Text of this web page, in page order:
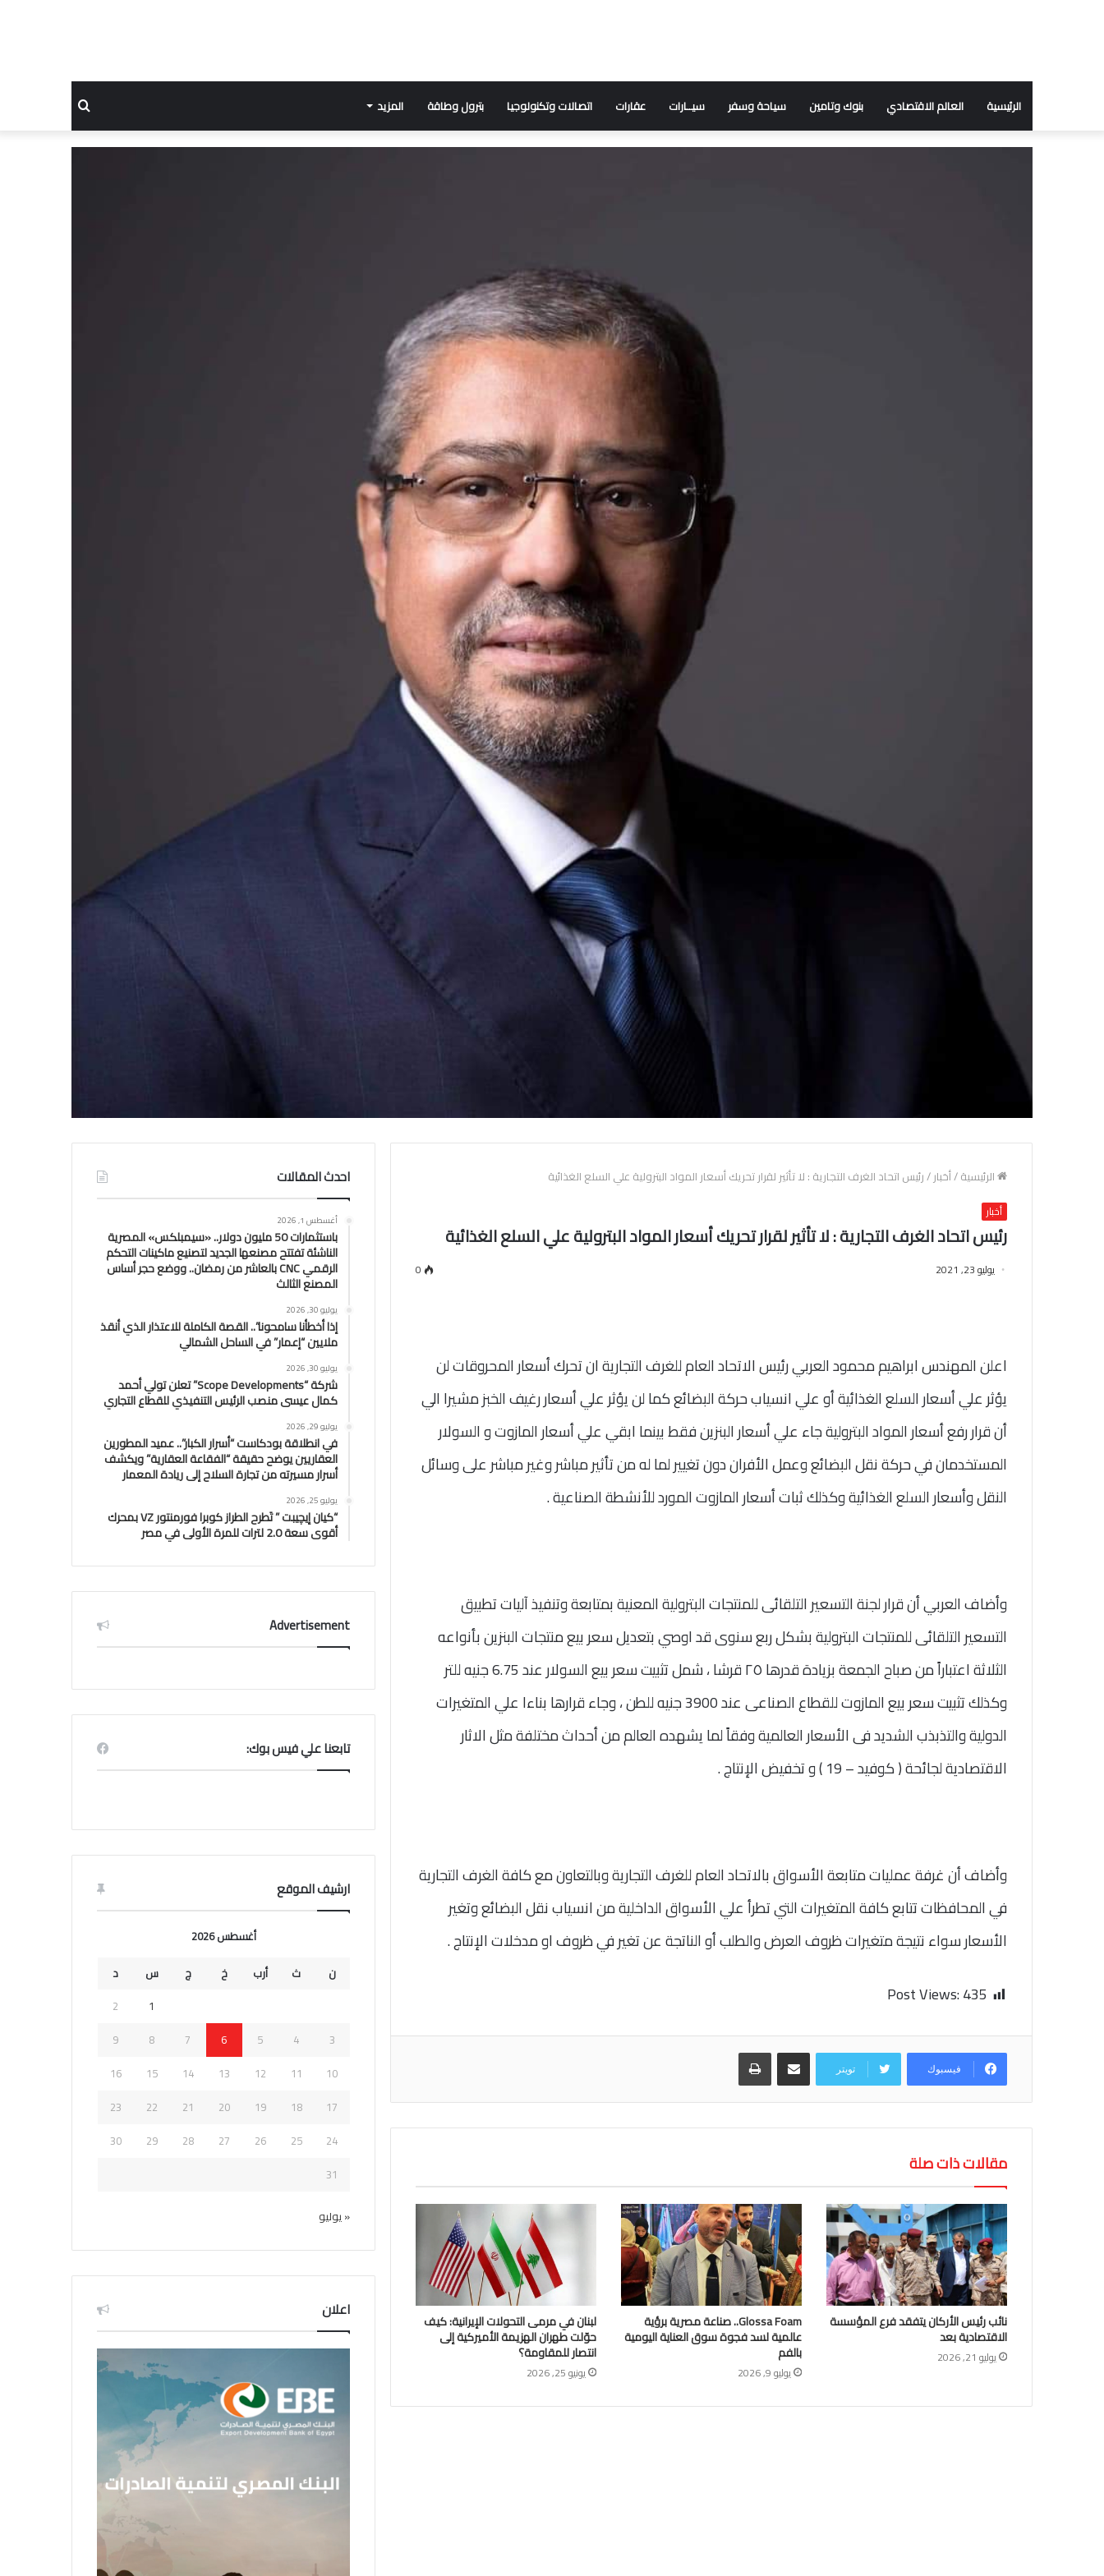
الرئيسية العالم الاقتصادي بنوك وتامين سياحة وسفر سيــارات عقارات اتصالات وتكنولوجيا بترول وطاقة المزيد
عن
الرئيسية/أخبار/رئيس اتحاد الغرف التجارية : لا تأثير لقرار تحريك أسعار المواد البترولية علي السلع الغذائية
أخبار
رئيس اتحاد الغرف التجارية : لا تأثير لقرار تحريك أسعار المواد البترولية علي السلع الغذائية
يوليو 23, 2021 0
اعلن المهندس ابراهيم محمود العربي رئيس الاتحاد العام للغرف التجارية ان تحرك أسعار المحروقات لن
يؤثر علي أسعار السلع الغذائية أو علي انسياب حركة البضائع كما لن يؤثر علي أسعار رغيف الخبز مشيرا الي
أن قرار رفع أسعار المواد البترولية جاء علي أسعار البنزين فقط بينما ابقي علي أسعار المازوت و السولار
المستخدمان في حركة نقل البضائع وعمل الأفران دون تغيير لما له من تأثير مباشر وغير مباشر على وسائل
النقل وأسعار السلع الغذائية وكذلك ثبات أسعار المازوت المورد للأنشطة الصناعية .
وأضاف العربي أن قرار لجنة التسعير التلقائى للمنتجات البترولية المعنية بمتابعة وتنفيذ آليات تطبيق
التسعير التلقائى للمنتجات البترولية بشكل ربع سنوى قد اوصي بتعديل سعر بيع منتجات البنزين بأنواعه
الثلاثة اعتباراً من صباح الجمعة بزيادة قدرها ٢٥ قرشا ، شمل تثبيت سعر بيع السولار عند 6.75 جنيه للتر
وكذلك تثبيت سعر بيع المازوت للقطاع الصناعى عند 3900 جنيه للطن ، وجاء قرارها بناءا علي المتغيرات
الدولية والتذبذب الشديد فى الأسعار العالمية وفقاً لما يشهده العالم من أحداث مختلفة مثل الاثار
الاقتصادية لجائحة ( كوفيد – 19 ) و تخفيض الإنتاج .
وأضاف أن غرفة عمليات متابعة الأسواق بالاتحاد العام للغرف التجارية وبالتعاون مع كافة الغرف التجارية
في المحافظات تتابع كافة المتغيرات التي تطرأ علي الأسواق الداخلية من انسياب نقل البضائع وتغير
الأسعار سواء نتيجة متغيرات ظروف العرض والطلب أو الناتجة عن تغير في ظروف او مدخلات الإنتاج .
Post Views:435
فيسبوك تويتر
مقالات ذات صلة
نائب رئيس الأركان يتفقد فرع المؤسسة
الاقتصادية بعد
يوليو 21, 2026
Glossa Foam.. صناعة مصرية برؤية
عالمية لسد فجوة سوق العناية اليومية
بالفم
يوليو 9, 2026
لبنان في مرمى التحولات الإيرانية: كيف
حوّلت طهران الهزيمة الأميركية إلى
انتصار للمقاومة؟
يونيو 25, 2026
احدث المقالات
أغسطس 1, 2026
باستثمارات 50 مليون دولار.. «سيمبلكس» المصرية
الناشئة تفتتح مصنعها الجديد لتصنيع ماكينات التحكم
الرقمي CNC بالعاشر من رمضان.. ووضع حجر أساس
المصنع الثالث
يوليو 30, 2026
إذا أخطأنا سامحونا”.. القصة الكاملة للاعتذار الذي أنقذ
ملايين “إعمار” في الساحل الشمالي
يوليو 30, 2026
شركة “Scope Developments” تعلن تولي أحمد
كمال عيسى منصب الرئيس التنفيذي للقطاع التجاري
يوليو 29, 2026
في انطلاقة بودكاست “أسرار الكبار”.. عميد المطورين
العقاريين يوضح حقيقة “الفقاعة العقارية” ويكشف
أسرار مسيرته من تجارة السلاح إلى ريادة المعمار
يوليو 25, 2026
“كيان إيچيبت ” تَطرح الطراز كوبرا فورمنتور VZ بمحرك
أقوى سعة 2.0 لترات للمرة الأولى في مصر
Advertisement
تابعنا علي فيس بوك:
ارشيف الموقع
أغسطس 2026
ن
ث أرب خ ج س
د
1
2
3
4
5
6
7
8
9
10
11
12
13
14
15
16
17
18
19
20
21
22
23
24
25
26
27
28
29
30
31
« يوليو
اعلان